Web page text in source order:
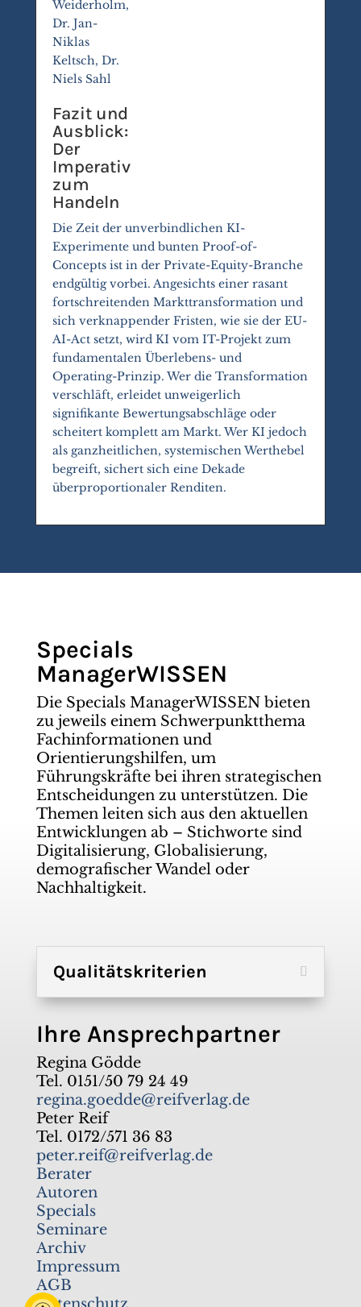
Weiderholm,
Dr. Jan-
Niklas
Keltsch, Dr.
Niels Sahl
Fazit und
Ausblick:
Der
Imperativ
zum
Handeln
Die Zeit der unverbindlichen KI-
Experimente und bunten Proof-of-
Concepts ist in der Private-Equity-Branche
endgültig vorbei. Angesichts einer rasant
fortschreitenden Markttransformation und
sich verknappender Fristen, wie sie der EU-
AI-Act setzt, wird KI vom IT-Projekt zum
fundamentalen Überlebens- und
Operating-Prinzip. Wer die Transformation
verschläft, erleidet unweigerlich
signifikante Bewertungsabschläge oder
scheitert komplett am Markt. Wer KI jedoch
als ganzheitlichen, systemischen Werthebel
begreift, sichert sich eine Dekade
überproportionaler Renditen.
Specials
ManagerWISSEN
Die Specials ManagerWISSEN bieten
zu jeweils einem Schwerpunktthema
Fachinformationen und
Orientierungshilfen, um
Führungskräfte bei ihren strategischen
Entscheidungen zu unterstützen. Die
Themen leiten sich aus den aktuellen
Entwicklungen ab – Stichworte sind
Digitalisierung, Globalisierung,
demografischer Wandel oder
Nachhaltigkeit.
Qualitätskriterien
Ihre Ansprechpartner
Regina Gödde
Tel. 0151/50 79 24 49
regina.goedde@reifverlag.de
Peter Reif
Tel. 0172/571 36 83
peter.reif@reifverlag.de
Berater
Autoren
Specials
Seminare
Archiv
Impressum
AGB